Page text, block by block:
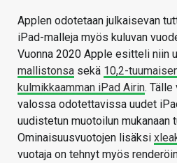
Applen odotetaan julkaisevan
iPad-malleja myös kuluvan
Vuonna 2020 Apple esitteli niin
mallistonsa sekä 10,2-
kulmikkaamman iPad Airin.
valossa odotettavissa uudet
uudistetun muotoilun mukanaan
Ominaisuusvuotojen lisäksi
vuotaja on tehnyt myös